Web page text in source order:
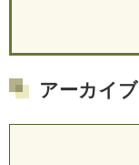
アーカイブ